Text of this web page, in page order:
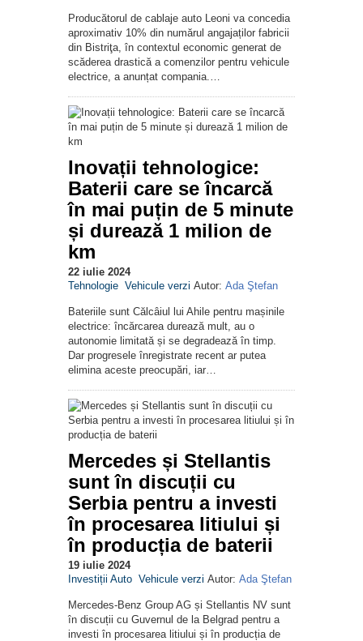
Producătorul de cablaje auto Leoni va concedia
aproximativ 10% din numărul angajaților fabricii
din Bistriţa, în contextul economic generat de
scăderea drastică a comenzilor pentru vehicule
electrice, a anunțat compania.…
Inovații tehnologice:
Baterii care se încarcă
în mai puțin de 5 minute
și durează 1 milion de
km
22 iulie 2024
Tehnologie Vehicule verzi Autor: Ada Ştefan
Bateriile sunt Călcâiul lui Ahile pentru mașinile
electrice: încărcarea durează mult, au o
autonomie limitată și se degradează în timp.
Dar progresele înregistrate recent ar putea
elimina aceste preocupări, iar…
Mercedes și Stellantis
sunt în discuții cu
Serbia pentru a investi
în procesarea litiului și
în producția de baterii
19 iulie 2024
Investiții Auto Vehicule verzi Autor: Ada Ştefan
Mercedes-Benz Group AG și Stellantis NV sunt
în discuții cu Guvernul de la Belgrad pentru a
investi în procesarea litiului și în producția de